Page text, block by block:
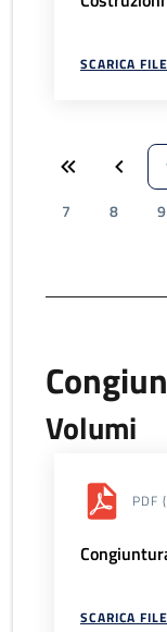
SCARICA FILE
7
8 9
Volumi
PDF
SCARICA FILE